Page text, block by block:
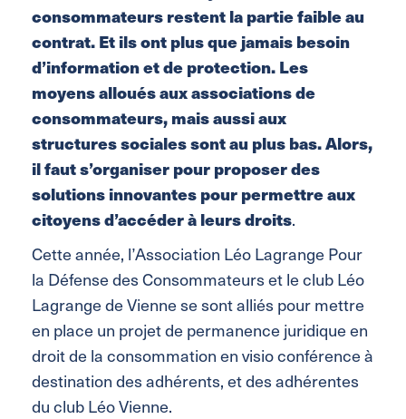
consommateurs restent la partie faible au
contrat. Et ils ont plus que jamais besoin
d’information et de protection. Les
moyens alloués aux associations de
consommateurs, mais aussi aux
structures sociales sont au plus bas. Alors,
il faut s’organiser pour proposer des
solutions innovantes pour permettre aux
citoyens d’accéder à leurs droits.
Cette année, l’Association Léo Lagrange Pour
la Défense des Consommateurs et le club Léo
Lagrange de Vienne se sont alliés pour mettre
en place un projet de permanence juridique en
droit de la consommation en visio conférence à
destination des adhérents, et des adhérentes
du club Léo Vienne.